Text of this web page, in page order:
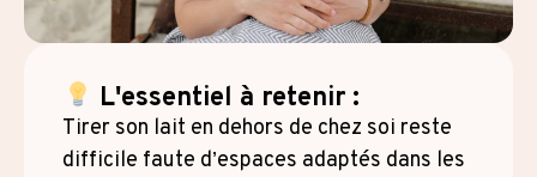
L'essentiel à retenir :
Tirer son lait en dehors de chez soi reste
difficile faute d’espaces adaptés dans les